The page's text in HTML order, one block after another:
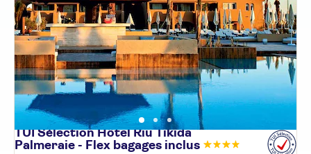
TUI Sélection Hôtel Riu Tikida
Palmeraie - Flex bagages inclus